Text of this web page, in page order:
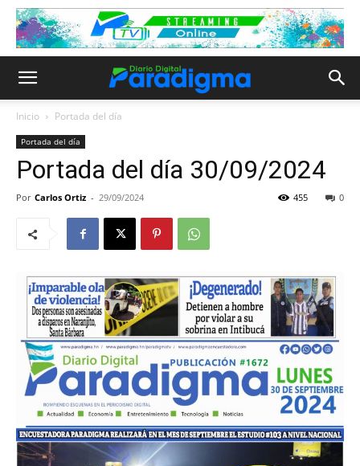
Inicio Portada del día
Portada del día
Portada del día 30/09/2024
Por Carlos Ortiz - 29/09/2024 0
455